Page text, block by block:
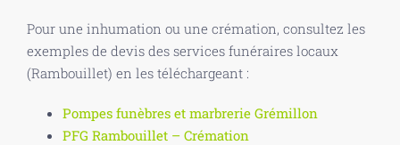
Pour une inhumation ou une crémation, consultez les
exemples de devis des services funéraires locaux
(Rambouillet) en les téléchargeant :
Pompes funèbres et marbrerie Grémillon
PFG Rambouillet – Crémation